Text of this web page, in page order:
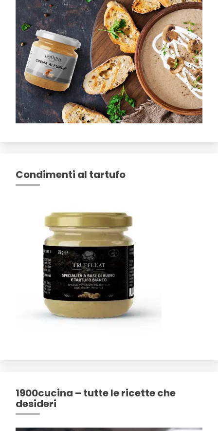
Condimenti al tartufo
1900cucina – tutte le ricette che
desideri